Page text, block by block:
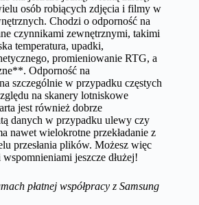
osób robiących zdjęcia i filmy w
Chodzi o odporność na
czynnikami zewnętrznymi, takimi
temperatura, upadki,
promieniowanie RTG, a
Odporność na
szczególnie w przypadku częstych
na skanery lotniskowe
jest również dobrze
danych w przypadku ulewy czy
nawet wielokrotne przekładanie z
przesłania plików. Możesz więc
jeszcze dłużej!
płatnej współpracy z Samsung